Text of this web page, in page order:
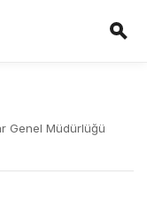
Genel Müdürlüğü